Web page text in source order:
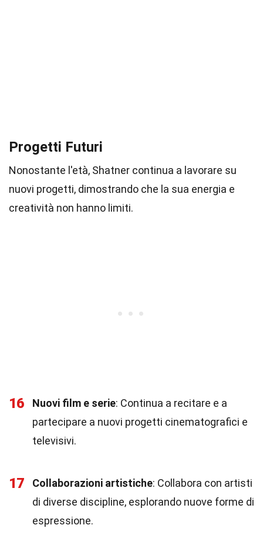
Progetti Futuri
Nonostante l'età, Shatner continua a lavorare su
nuovi progetti, dimostrando che la sua energia e
creatività non hanno limiti.
16 Nuovi film e serie: Continua a recitare e a
partecipare a nuovi progetti cinematografici e
televisivi.
17 Collaborazioni artistiche: Collabora con artisti
di diverse discipline, esplorando nuove forme di
espressione.